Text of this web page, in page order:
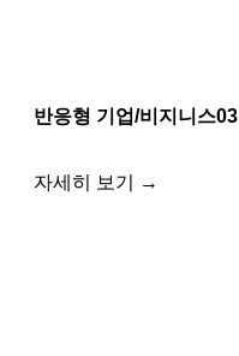
반응형 기업/비지니스03
자세히 보기 →